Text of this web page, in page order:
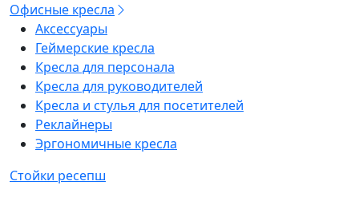
Офисные кресла
Аксессуары
Геймерские кресла
Кресла для персонала
Кресла для руководителей
Кресла и стулья для посетителей
Реклайнеры
Эргономичные кресла
Стойки ресепш